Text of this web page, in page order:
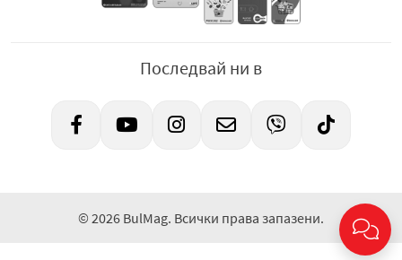
Последвай ни в
© 2026 BulMag. Всички права запазени.